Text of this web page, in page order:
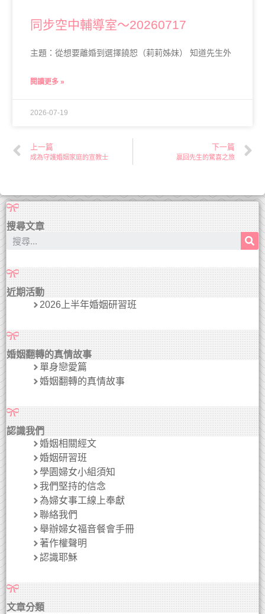
同步空中輔導室～20260717
主題：從想要離婚到選擇饒恕（莉莉姊妹） 知道先生外
閱讀更多 »
2026-07-19
上一篇
成為守護婚姻家庭的宣教士
下一篇
贏回先生的驚喜之旅
搜尋文章
近期活動
2026上半年婚姻研習班
婚姻翻轉的真情故事
單身戀愛篇
婚姻翻轉的真情故事
認識我們
婚姻相關經文
婚姻研習班
學園婦女小組須知
我們堅持的信念
為婦女事工線上奉獻
聯絡我們
舉辦婦女福音餐會手冊
著作權聲明
認識耶穌
文章分類